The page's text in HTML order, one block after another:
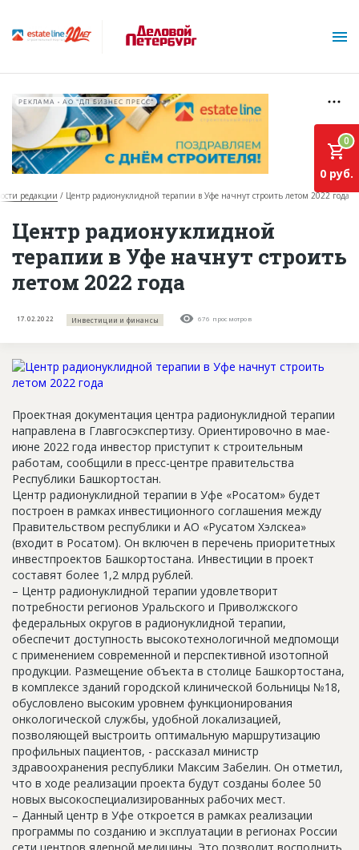
О проекте
Горячие объекты
База строящихся объектов
Инвестпроекты
Глоссарий
Новости
Пресс-релизы
Правила работы
Контакты
Личный кабинет
РЕКЛАМА • АО "ДП БИЗНЕС ПРЕСС"
редакции Центр радионуклидной терапии в Уфе начнут строить летом 2022 года
Центр радионуклидной
терапии в Уфе начнут строить
летом 2022 года
17.02.2022 Инвестиции и финансы 676 просмотров
0
0 руб.
Проектная документация центра радионуклидной терапии
направлена в Главгосэкспертизу. Ориентировочно в мае-
июне 2022 года инвестор приступит к строительным
работам, сообщили в пресс-центре правительства
Республики Башкортостан.
Центр радионуклидной терапии в Уфе «Росатом» будет
построен в рамках инвестиционного соглашения между
Правительством республики и АО «Русатом Хэлскеа»
(входит в Росатом). Он включен в перечень приоритетных
инвестпроектов Башкортостана. Инвестиции в проект
составят более 1,2 млрд рублей.
– Центр радионуклидной терапии удовлетворит
потребности регионов Уральского и Приволжского
федеральных округов в радионуклидной терапии,
обеспечит доступность высокотехнологичной медпомощи
с применением современной и перспективной изотопной
продукции. Размещение объекта в столице Башкортостана,
в комплексе зданий городской клинической больницы №18,
обусловлено высоким уровнем функционирования
онкологической службы, удобной локализацией,
позволяющей выстроить оптимальную маршрутизацию
профильных пациентов, - рассказал министр
здравоохранения республики Максим Забелин. Он отметил,
что в ходе реализации проекта будут созданы более 50
новых высокоспециализированных рабочих мест.
– Данный центр в Уфе откроется в рамках реализации
программы по созданию и эксплуатации в регионах России